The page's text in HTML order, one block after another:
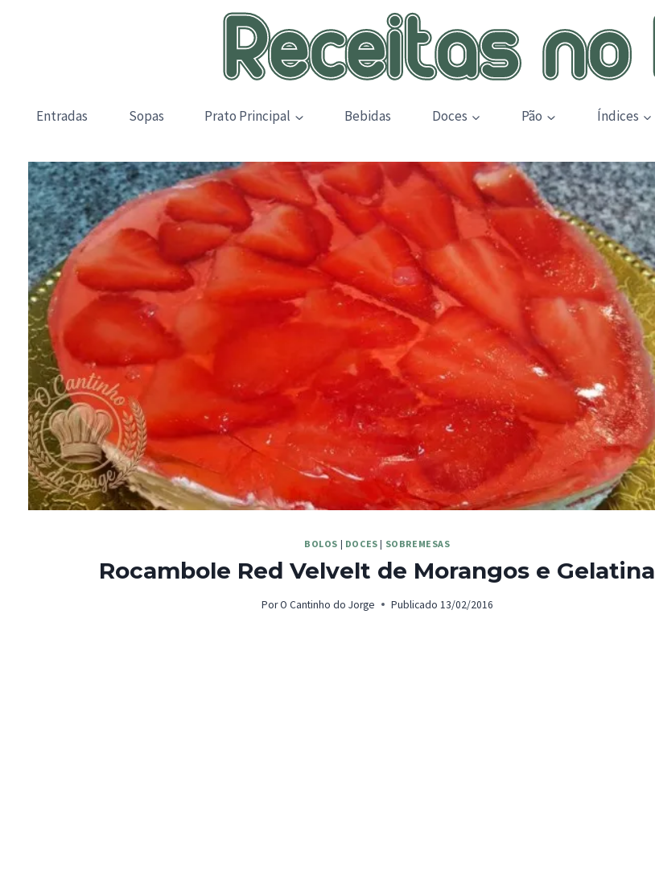
Entradas Sopas Prato Principal Bebidas Doces Pão Índices
BOLOS | DOCES | SOBREMESAS
Rocambole Red Velvelt de Morangos e Gelatina
Por O Cantinho do Jorge Publicado 13/02/2016